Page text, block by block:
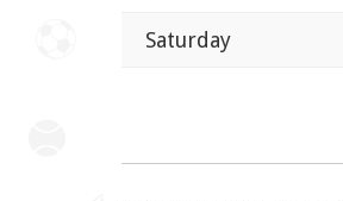
Saturday